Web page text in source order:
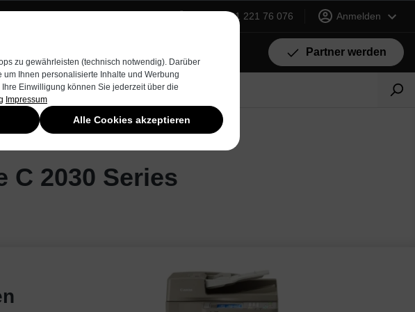
+49 (0) 231 221 76 076 Anmelden
Partner werden
C 2030 Series
zu gewährleisten (technisch notwendig). Darüber
Ihnen personalisierte Inhalte und Werbung
Einwilligung können Sie jederzeit über die
Impressum
Alle Cookies akzeptieren